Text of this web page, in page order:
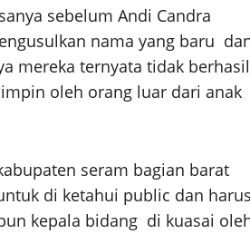
sebelum Andi Candra
nama yang baru
mereka ternyata tidak berhasil
oleh orang luar dari anak
seram bagian barat
di ketahui public dan
kepala bidang di kuasai